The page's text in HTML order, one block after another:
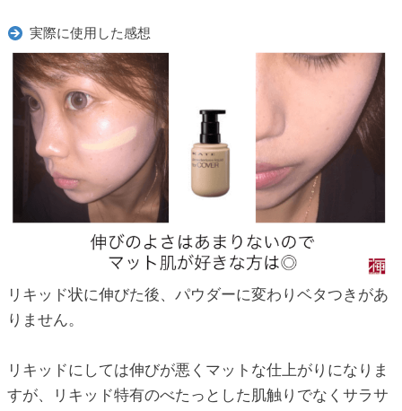
実際に使用した感想
リキッド状に伸びた後、パウダーに変わりベタつきがあ
りません。
リキッドにしては伸びが悪くマットな仕上がりになりま
すが、リキッド特有のべたっとした肌触りでなくサラサ